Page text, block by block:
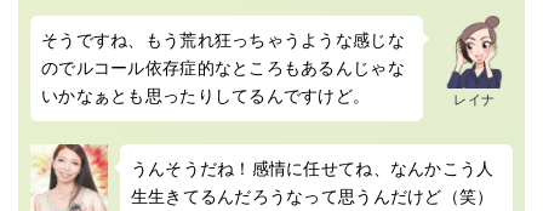
レイナ
そうですね、もう荒れ狂っちゃうような感じな
のでルコール依存症的なところもあるんじゃな
いかなぁとも思ったりしてるんですけど。
うんそうだね！感情に任せてね、なんかこう人
生生きてるんだろうなって思うんだけど（笑）